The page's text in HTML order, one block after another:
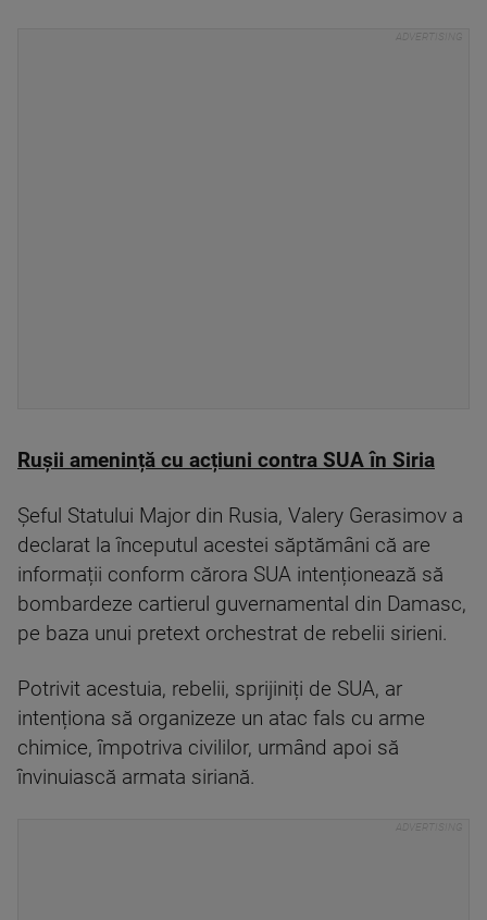
Rușii amenință cu acțiuni contra SUA în Siria
Șeful Statului Major din Rusia, Valery Gerasimov a
declarat la începutul acestei săptămâni că are
informații conform cărora SUA intenționează să
bombardeze cartierul guvernamental din Damasc,
pe baza unui pretext orchestrat de rebelii sirieni.
Potrivit acestuia, rebelii, sprijiniți de SUA, ar
intenționa să organizeze un atac fals cu arme
chimice, împotriva civililor, urmând apoi să
învinuiască armata siriană.